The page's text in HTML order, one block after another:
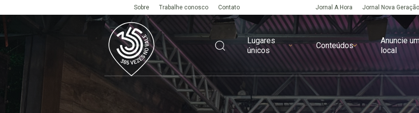
Sobre Trabalhe conosco Contato Jornal A Hora Jornal Nova Geração
Lugares
únicos
Conteúdos
Anuncie
local